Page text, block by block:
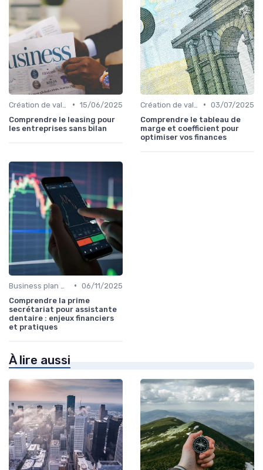
• 15/06/2025
Comprendre le leasing pour
les entreprises sans bilan
• 03/07/2025
Comprendre le tableau de
marge et coefficient pour
optimiser vos finances
• 06/11/2025
Comprendre la prime
secrétariat pour assistante
dentaire : enjeux financiers
et pratiques
À lire aussi